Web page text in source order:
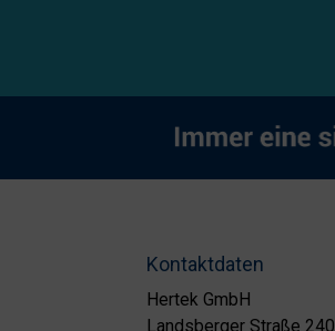
Kontaktdaten
Hertek GmbH